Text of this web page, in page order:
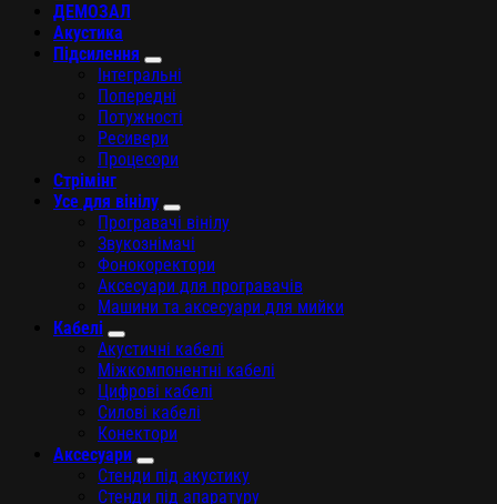
ДЕМОЗАЛ
Акустика
Підсилення
Інтегральні
Попередні
Потужності
Ресивери
Процесори
Стрімінг
Усе для вінілу
Програвачі вінілу
Звукознімачі
Фонокоректори
Аксесуари для програвачів
Машини та аксесуари для мийки
Кабелі
Акустичні кабелі
Міжкомпонентні кабелі
Цифрові кабелі
Силові кабелі
Конектори
Аксесуари
Стенди під акустику
Стенди під апаратуру